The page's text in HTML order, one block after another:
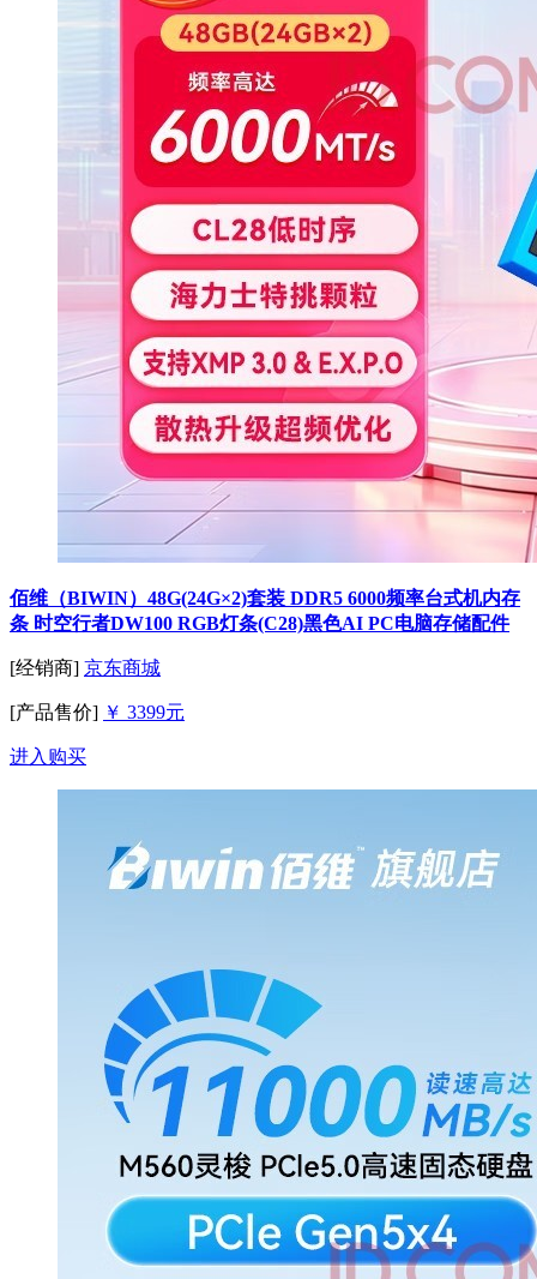
佰维（BIWIN）48G(24G×2)套装 DDR5 6000频率台式机内存
条 时空行者DW100 RGB灯条(C28)黑色AI PC电脑存储配件
[经销商] 京东商城
[产品售价] ￥ 3399元
进入购买